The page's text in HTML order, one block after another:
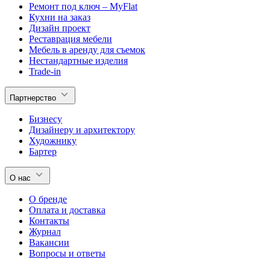
Ремонт под ключ – MyFlat
Кухни на заказ
Дизайн проект
Реставрация мебели
Мебель в аренду для съемок
Нестандартные изделия
Trade-in
Партнерство
Бизнесу
Дизайнеру и архитектору
Художнику
Бартер
О нас
О бренде
Оплата и доставка
Контакты
Журнал
Вакансии
Вопросы и ответы